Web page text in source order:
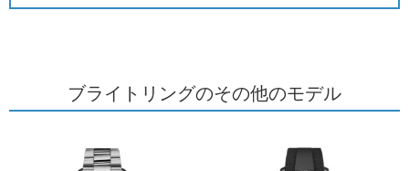
ブライトリングのその他のモデル